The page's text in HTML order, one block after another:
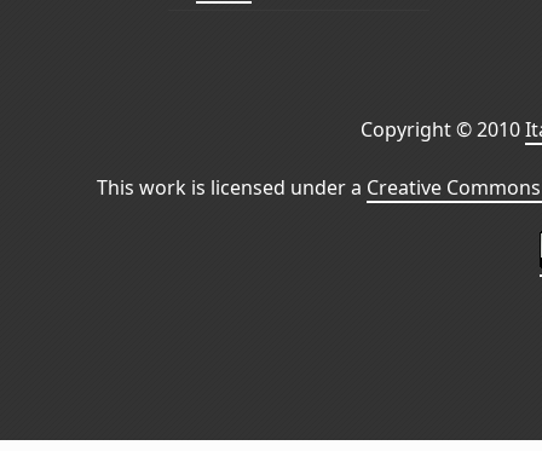
Copyright © 2010
This work is licensed under a Creative